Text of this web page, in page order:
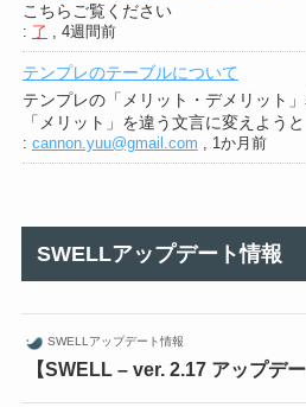
こちらご覧ください
: 了 , 4週間前
テンプレのテーブルについて
テンプレの「メリット・デメリット
「メリット」を違う文言に変えよう
: cannon.yuu@gmail.com , 1か月前
SWELLアップデート情報
SWELLアップデート情報
【SWELL – ver. 2.17 アップデー